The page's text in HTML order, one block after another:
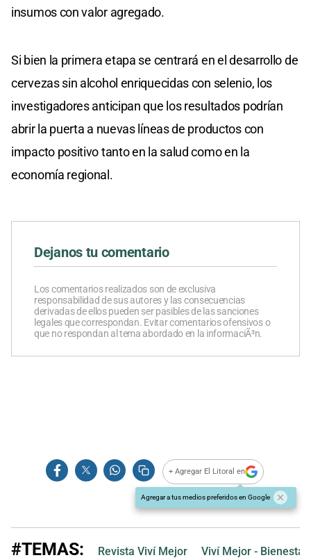
insumos con valor agregado.
Si bien la primera etapa se centrará en el desarrollo de
cervezas sin alcohol enriquecidas con selenio, los
investigadores anticipan que los resultados podrían
abrir la puerta a nuevas líneas de productos con
impacto positivo tanto en la salud como en la
economía regional.
Dejanos tu comentario
Los comentarios realizados son de exclusiva
responsabilidad de sus autores y las consecuencias
derivadas de ellos pueden ser pasibles de las sanciones
legales que correspondan. Evitar comentarios ofensivos o
que no respondan al tema abordado en la informaciÃ³n.
+ Agregar El Litoral en
Agregar a tus medios preferidos en Google
#TEMAS: Revista Viví Mejor Viví Mejor - Bienestar